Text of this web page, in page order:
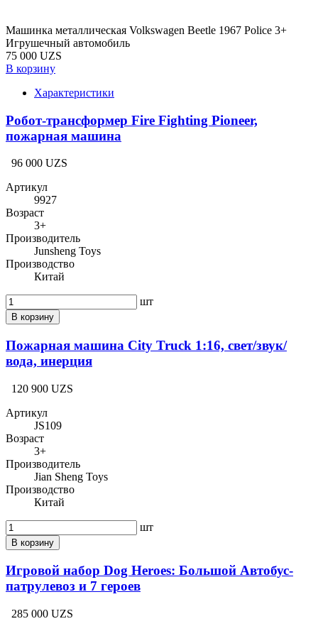
Машинка металлическая Volkswagen Beetle 1967 Police 3+
Игрушечный автомобиль
75 000 UZS
В корзину
Характеристики
Робот-трансформер Fire Fighting Pioneer,
пожарная машина
96 000 UZS
Артикул
9927
Возраст
3+
Производитель
Junsheng Toys
Производство
Китай
шт
В корзину
Пожарная машина City Truck 1:16, свет/звук/
вода, инерция
120 900 UZS
Артикул
JS109
Возраст
3+
Производитель
Jian Sheng Toys
Производство
Китай
шт
В корзину
Игровой набор Dog Heroes: Большой Автобус-
патрулевоз и 7 героев
285 000 UZS